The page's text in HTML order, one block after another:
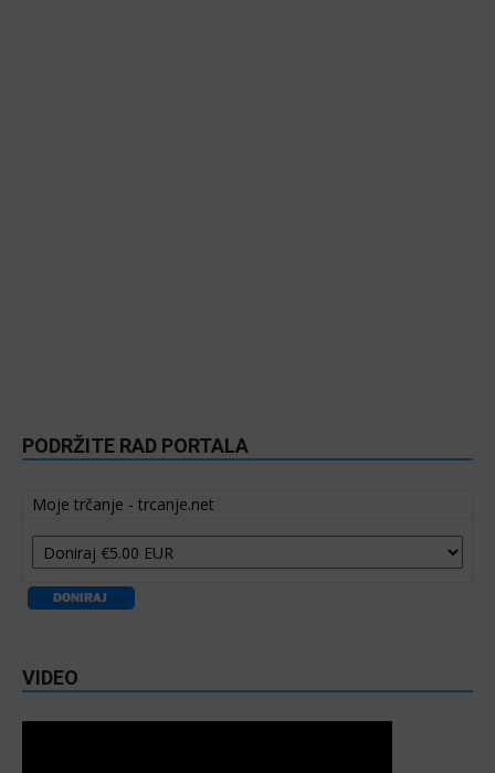
PODRŽITE RAD PORTALA
Moje trčanje - trcanje.net
VIDEO